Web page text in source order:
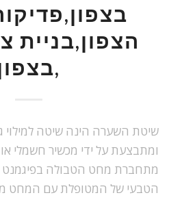
הצפון,בניית
בצפון,
שיטת השערה הינה שיטה למילוי
ומתבצעת על ידי מכשיר חשמלי
מתחברת מחט הטבולה בפיגמנט
הטבעי של המטופלת עם המחט